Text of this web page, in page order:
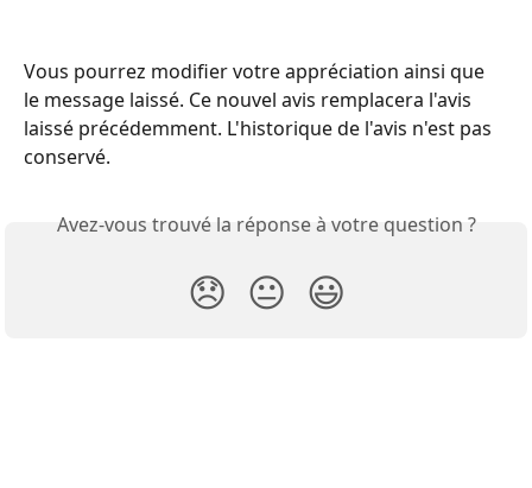
Vous pourrez modifier votre appréciation ainsi que
le message laissé. Ce nouvel avis remplacera l'avis
laissé précédemment. L'historique de l'avis n'est pas
conservé.
Avez-vous trouvé la réponse à votre question ?
😞 😐 😃